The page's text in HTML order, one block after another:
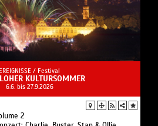
EREIGNISSE / Festival
KULTURSOMMER
6.6. bis 27.9.2026
2